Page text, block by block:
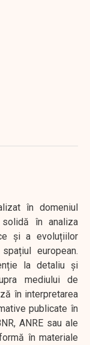
în domeniul
în analiza
și a evoluțiilor
european.
la detaliu și
mediului de
în interpretarea
publicate în
ANRE sau ale
în materiale